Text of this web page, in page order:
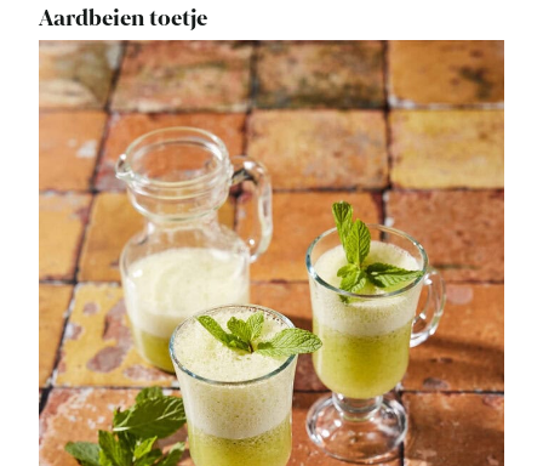
Aardbeien toetje